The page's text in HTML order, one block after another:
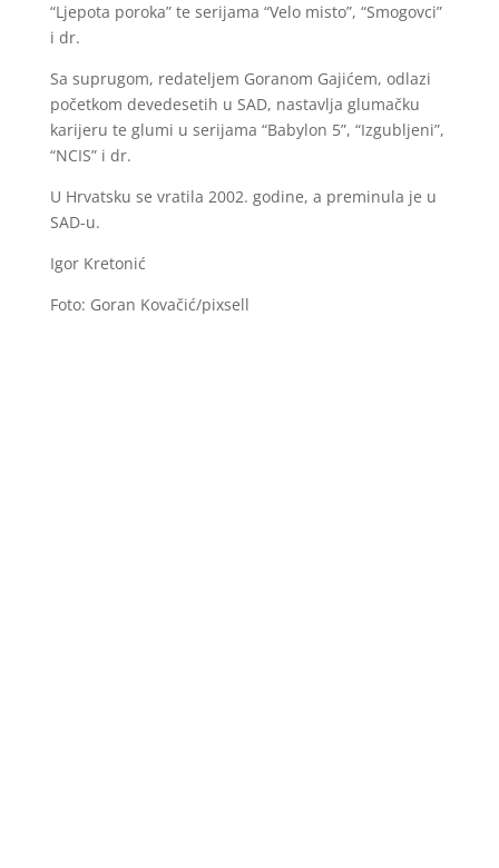
“Ljepota poroka” te serijama “Velo misto”, “Smogovci”
i dr.
Sa suprugom, redateljem Goranom Gajićem, odlazi
početkom devedesetih u SAD, nastavlja glumačku
karijeru te glumi u serijama “Babylon 5”, “Izgubljeni”,
“NCIS” i dr.
U Hrvatsku se vratila 2002. godine, a preminula je u
SAD-u.
Igor Kretonić
Foto: Goran Kovačić/pixsell